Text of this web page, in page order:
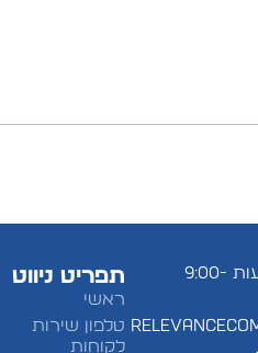
ימים א'-ה' בין השעות 9:00-
תפריט ניווט
ראשי
טלפון שירות
לקוחות